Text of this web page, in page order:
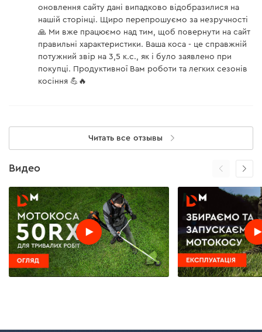
оновлення сайту дані випадково відобразилися на
нашій сторінці. Щиро перепрошуємо за незручності
🙏 Ми вже працюємо над тим, щоб повернути на сайт
правильні характеристики. Ваша коса - це справжній
потужний звір на 3,5 к.с., як і було заявлено при
покупці. Продуктивної Вам роботи та легких сезонів
косіння 💪🔥
Читать все отзывы
Видео